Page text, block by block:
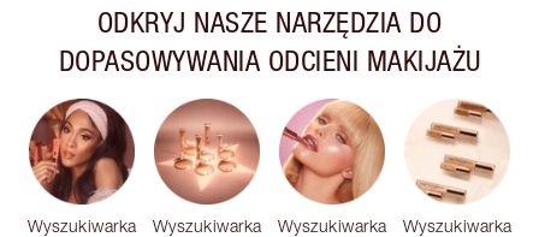
ODKRYJ NASZE NARZĘDZIA DO
DOPASOWYWANIA ODCIENI MAKIJAŻU
Wyszukiwarka
Wyszukiwarka
Wyszukiwarka
Wyszukiwarka